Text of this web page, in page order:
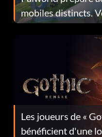
mobiles distincts.
Les joueurs de «
bénéficient d'une